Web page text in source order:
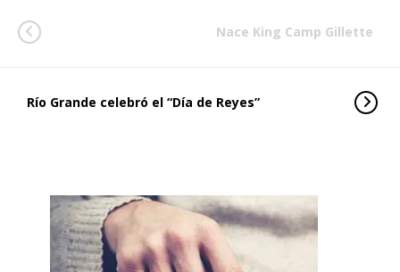
Nace King Camp Gillette
Río Grande celebró el “Día de Reyes”